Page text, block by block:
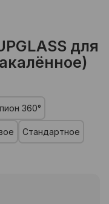
для
360°
Стандартное